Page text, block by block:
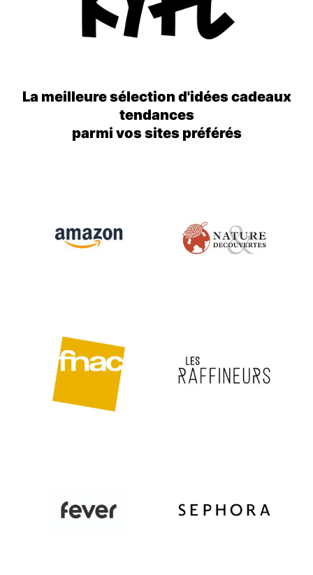
La meilleure sélection d'idées cadeaux
tendances
parmi vos sites préférés